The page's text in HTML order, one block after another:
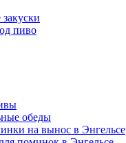
пиво
обеды
на вынос в Энгельсе